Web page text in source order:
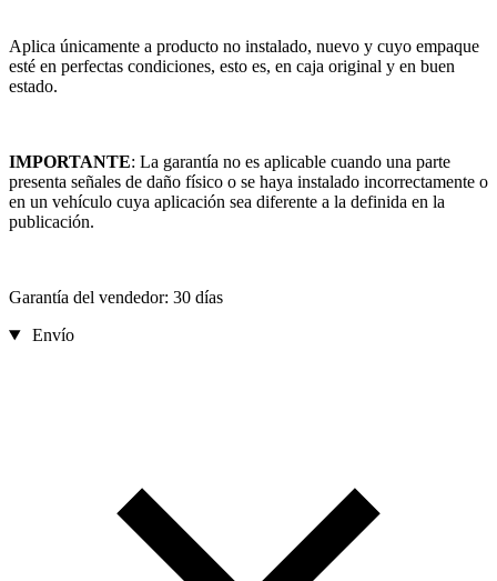
Aplica únicamente a producto no instalado, nuevo y cuyo empaque
esté en perfectas condiciones, esto es, en caja original y en buen
estado.
IMPORTANTE: La garantía no es aplicable cuando una parte
presenta señales de daño físico o se haya instalado incorrectamente o
en un vehículo cuya aplicación sea diferente a la definida en la
publicación.
Garantía del vendedor: 30 días
Envío